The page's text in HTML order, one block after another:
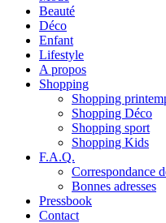
Beauté
Déco
Enfant
Lifestyle
A propos
Shopping
Shopping
Shopping Déco
Shopping sport
Shopping Kids
F.A.Q.
Correspondance
Bonnes adresses
Pressbook
Contact